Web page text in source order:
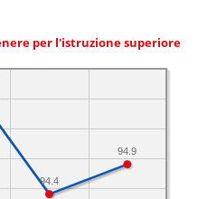
per l'istruzione superiore
94.9
94.4